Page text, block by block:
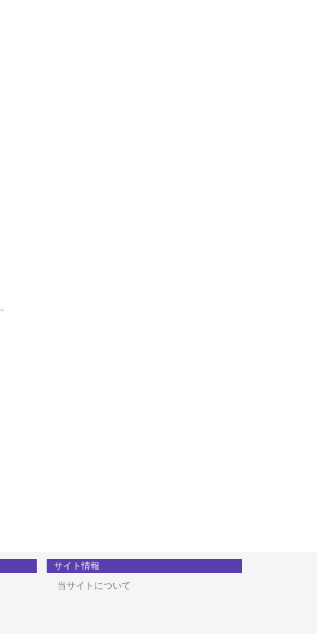
サイト情報
当サイトについて